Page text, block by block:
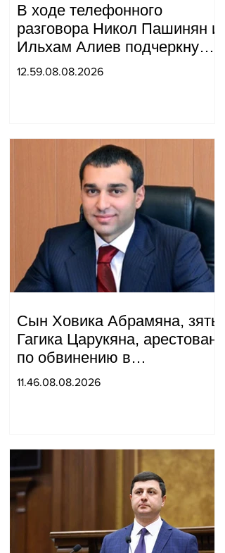
В ходе телефонного
разговора Никол Пашинян и
Ильхам Алиев подчеркнули
прогресс, достигнутый за
Арменией.
12.59.08.08.2026
Сын Ховика Абрамяна, зять
Гагика Царукяна, арестован
по обвинению в
организации убийства.
11.46.08.08.2026